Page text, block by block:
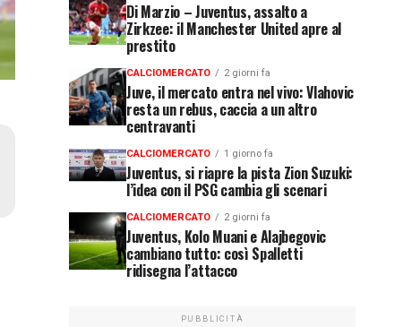
Di Marzio – Juventus, assalto a
Zirkzee: il Manchester United apre al
prestito
CALCIOMERCATO 2 giorni fa
Juve, il mercato entra nel vivo: Vlahovic
resta un rebus, caccia a un altro
centravanti
CALCIOMERCATO 1 giorno fa
Juventus, si riapre la pista Zion Suzuki:
l’idea con il PSG cambia gli scenari
CALCIOMERCATO 2 giorni fa
Juventus, Kolo Muani e Alajbegovic
cambiano tutto: così Spalletti
ridisegna l’attacco
PUBBLICITÀ